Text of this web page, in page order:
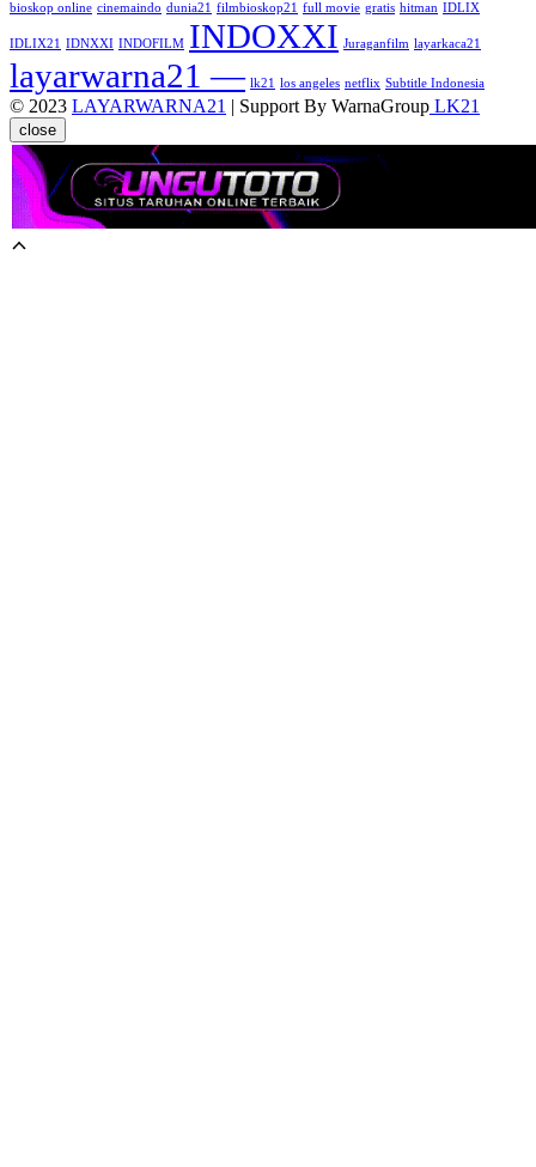
bioskop online cinemaindo dunia21 filmbioskop21 full movie gratis hitman IDLIX
IDLIX21 IDNXXI INDOFILM INDOXXI Juraganfilm layarkaca21
layarwarna21 — lk21 los angeles netflix Subtitle Indonesia
© 2023 LAYARWARNA21 | Support By WarnaGroup LK21
close